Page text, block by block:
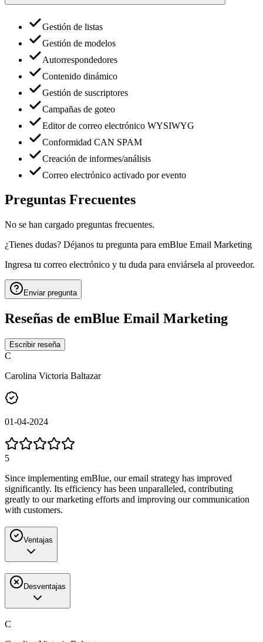
Gestión de listas
Gestión de modelos
Autorrespondedores
Contenido dinámico
Gestión de suscriptores
Campañas de goteo
Editor de correo electrónico WYSIWYG
Conformidad CAN SPAM
Creación de informes/análisis
Correo electrónico activado por evento
Preguntas Frecuentes
No se han cargado preguntas frecuentes.
¿Tienes dudas? Déjanos tu pregunta para emBlue Email Marketing
Ingresa tu correo electrónico y tu duda para enviársela al proveedor.
Enviar pregunta
Reseñas de emBlue Email Marketing
Escribir reseña
C
Carolina Victoria Baltazar
01-04-2024
5
Since implementing emBlue, our email strategy has improved
significantly. Its efficiency has been unparalleled, contributing
greatly to our marketing efforts and improving our communication
with customers.
Ventajas
Desventajas
C